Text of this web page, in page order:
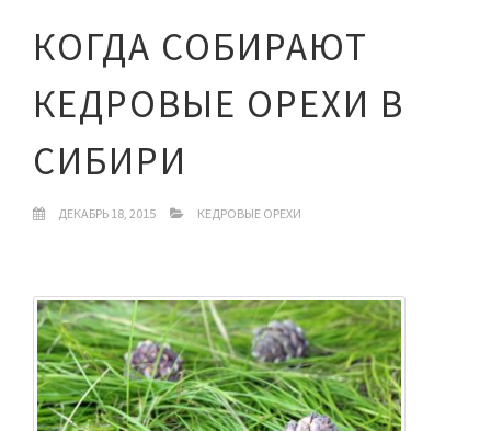
КОГДА СОБИРАЮТ
КЕДРОВЫЕ ОРЕХИ В
СИБИРИ
ДЕКАБРЬ 18, 2015 КЕДРОВЫЕ ОРЕХИ